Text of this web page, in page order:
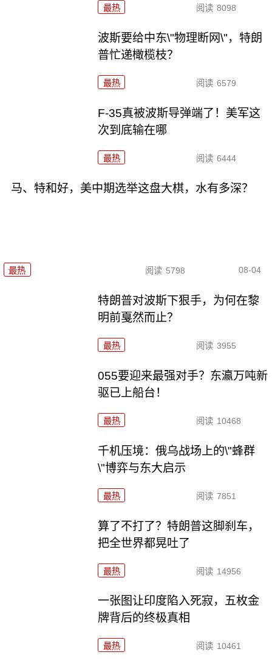
最热 阅读 8098
波斯要给中东\"物理断网\"，特朗
普忙递橄榄枝？
最热 阅读 6579
F-35真被波斯导弹端了！美军这
次到底输在哪
最热 阅读 6444
马、特和好，美中期选举这盘大棋，水有多深？
最热 阅读 5798 08-04
特朗普对波斯下狠手，为何在黎
明前戛然而止？
最热 阅读 3955
055要迎来最强对手？东瀛万吨新
驱已上船台！
最热 阅读 10468
千机压境：俄乌战场上的\"蜂群
\"博弈与东大启示
最热 阅读 7851
算了不打了？特朗普这脚刹车，
把全世界都晃吐了
最热 阅读 14956
一张图让印度陷入死寂，五枚金
牌背后的终极真相
最热 阅读 10461